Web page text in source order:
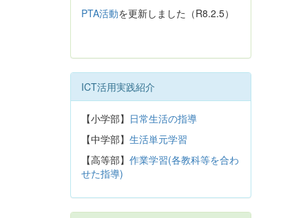
PTA活動を更新しました（R8.2.5）
ICT活用実践紹介
【小学部】 日常生活の指導
【中学部】 生活単元学習
【高等部】 作業学習(各教科等を合わ
せた指導)